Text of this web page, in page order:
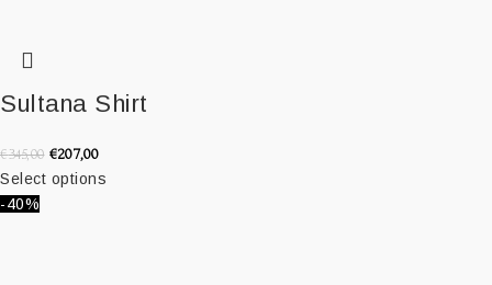
Sultana Shirt
€345,00 €207,00
Select options
-40%